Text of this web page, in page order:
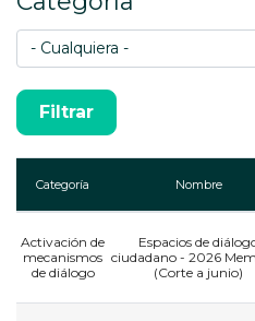
Categoría Nombre
Activación de
mecanismos
de diálogo
Espacios de
ciudadano - 2026
(Corte a junio)